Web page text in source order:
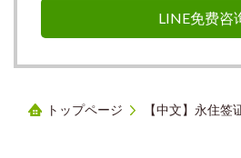
LINE免费咨
トップページ 【中文】永住签